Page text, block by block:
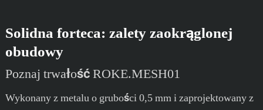
Solidna forteca: zalety zaokrąglonej
obudowy
Poznaj trwałość ROKE.MESH01
Wykonany z metalu o grubości 0,5 mm i zaprojektowany z